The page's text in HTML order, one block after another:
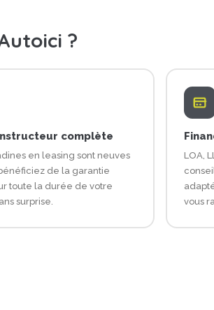
?
complète
en leasing sont neuves
de la garantie
toute la durée de votre
surprise.
LOA,
vous